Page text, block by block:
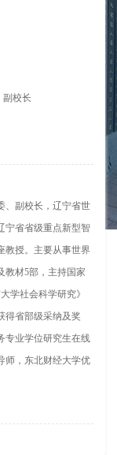
副校长
、副校长，辽宁省世
宁省省级重点新型智
教授。主要从事世界
教材5部，主持国家
学社会科学研究》
得省部级采纳及奖
专业学位研究生在线
师，东北财经大学优